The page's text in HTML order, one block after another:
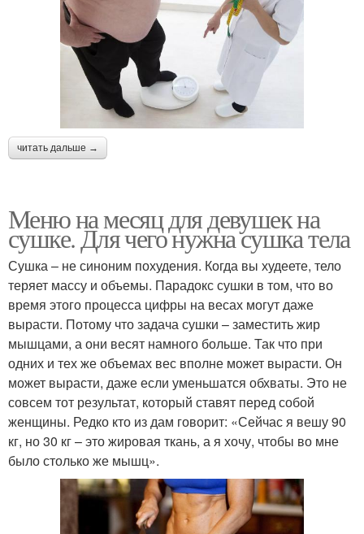
читать дальше →
Меню на месяц для девушек на
сушке. Для чего нужна сушка тела
Сушка – не синоним похудения. Когда вы худеете, тело
теряет массу и объемы. Парадокс сушки в том, что во
время этого процесса цифры на весах могут даже
вырасти. Потому что задача сушки – заместить жир
мышцами, а они весят намного больше. Так что при
одних и тех же объемах вес вполне может вырасти. Он
может вырасти, даже если уменьшатся обхваты. Это не
совсем тот результат, который ставят перед собой
женщины. Редко кто из дам говорит: «Сейчас я вешу 90
кг, но 30 кг – это жировая ткань, а я хочу, чтобы во мне
было столько же мышц».